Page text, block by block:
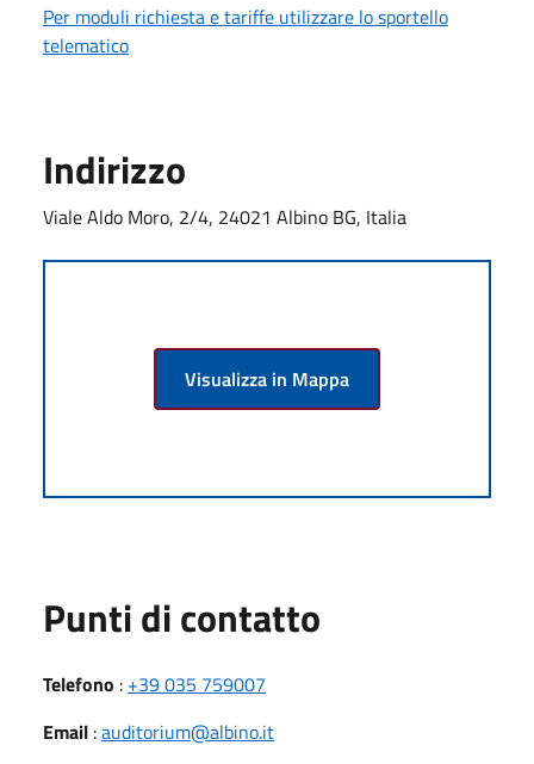
Per moduli richiesta e tariffe utilizzare lo sportello
telematico
Indirizzo
Viale Aldo Moro, 2/4, 24021 Albino BG, Italia
Visualizza in Mappa
Punti di contatto
Telefono : +39 035 759007
Email :auditorium@albino.it